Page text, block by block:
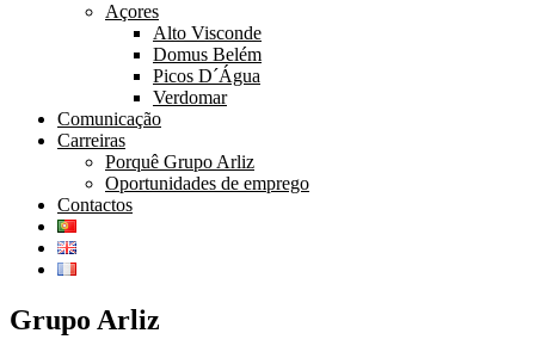
Açores
Alto Visconde
Domus Belém
Picos D´Água
Verdomar
Comunicação
Carreiras
Porquê Grupo Arliz
Oportunidades de emprego
Contactos
Grupo Arliz